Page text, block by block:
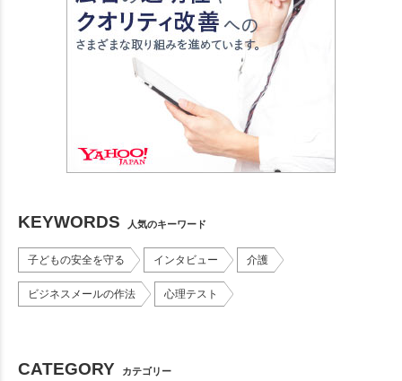
KEYWORDS 人気のキーワード
子どもの安全を守る インタビュー 介護
ビジネスメールの作法 心理テスト
CATEGORY カテゴリー